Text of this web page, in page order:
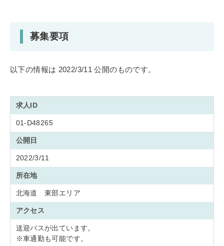
募集要項
以下の情報は 2022/3/11 公開のものです。
求人ID
01-D48265
公開日
2022/3/11
所在地
北海道 東部エリア
アクセス
送迎バスが出ています。
※車通勤も可能です。